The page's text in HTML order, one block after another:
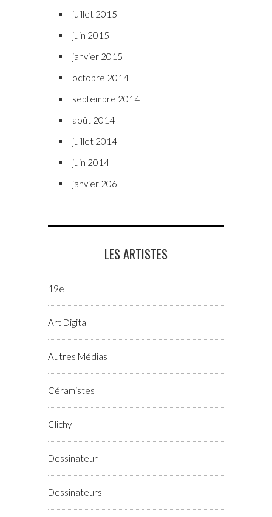
juillet 2015
juin 2015
janvier 2015
octobre 2014
septembre 2014
août 2014
juillet 2014
juin 2014
janvier 206
LES ARTISTES
19e
Art Digital
Autres Médias
Céramistes
Clichy
Dessinateur
Dessinateurs